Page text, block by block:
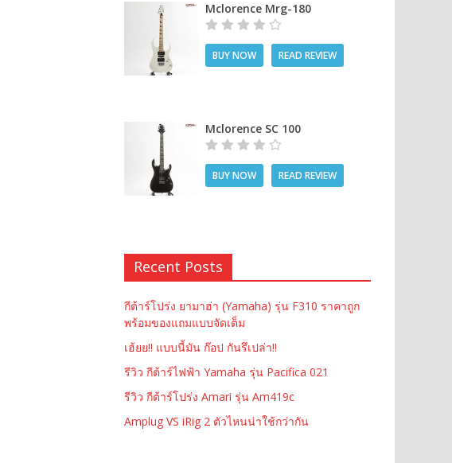
Mclorence Mrg-180
BUY NOW READ REVIEW
Mclorence SC 100
BUY NOW READ REVIEW
Recent Posts
กีต้าร์โปร่ง ยามาฮ่า (Yamaha) รุ่น F310 ราคาถูก
พร้อมของแถมแบบจัดเต็ม
เฮ้ยย!! แบบนี้มัน ก๊อป กันรึเปล่า!!
รีวิว กีต้าร์ไฟฟ้า Yamaha รุ่น Pacifica 021
รีวิว กีต้าร์โปร่ง Amari รุ่น Am419c
Amplug VS iRig 2 ตัวไหนน่าใช้กว่ากัน